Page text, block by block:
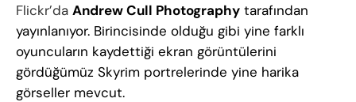
Flickr’da Andrew Cull Photography tarafından
yayınlanıyor. Birincisinde olduğu gibi yine farklı
oyuncuların kaydettiği ekran görüntülerini
gördüğümüz Skyrim portrelerinde yine harika
görseller mevcut.